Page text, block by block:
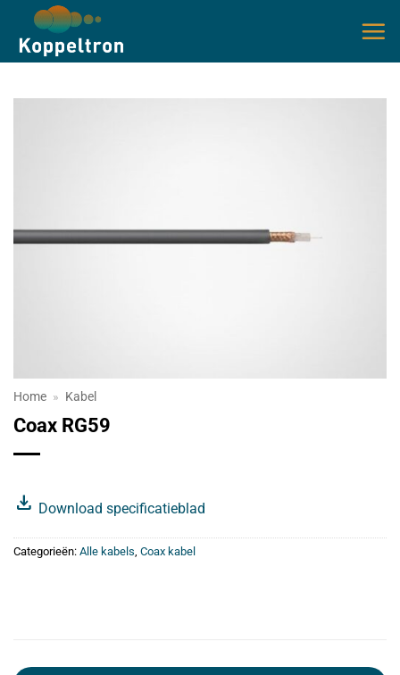
inhoud
Home » Kabel
Coax RG59
download Download specificatieblad
Categorieën: Alle kabels, Coax kabel